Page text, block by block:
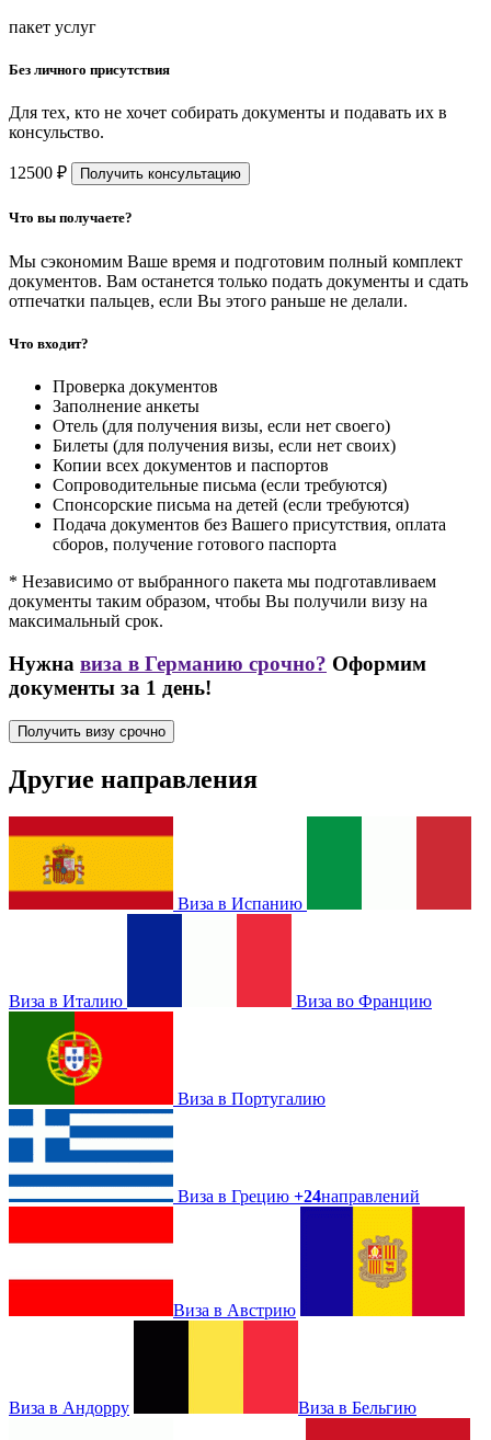
пакет услуг
Без личного присутствия
Для тех, кто не хочет собирать документы и подавать их в
консульство.
12500 ₽ Получить консультацию
Что вы получаете?
Мы сэкономим Ваше время и подготовим полный комплект
документов. Вам останется только подать документы и сдать
отпечатки пальцев, если Вы этого раньше не делали.
Что входит?
Проверка документов
Заполнение анкеты
Отель (для получения визы, если нет своего)
Билеты (для получения визы, если нет своих)
Копии всех документов и паспортов
Сопроводительные письма (если требуются)
Спонсорские письма на детей (если требуются)
Подача документов без Вашего присутствия, оплата
сборов, получение готового паспорта
* Независимо от выбранного пакета мы подготавливаем
документы таким образом, чтобы Вы получили визу на
максимальный срок.
Нужна виза в Германию срочно? Оформим
документы за 1 день!
Получить визу срочно
Другие направления
Виза в Испанию
Виза в Италию Виза во Францию
Виза в Португалию
Виза в Грецию +24направлений
Виза в Австрию
Виза в Андорру Виза в Бельгию